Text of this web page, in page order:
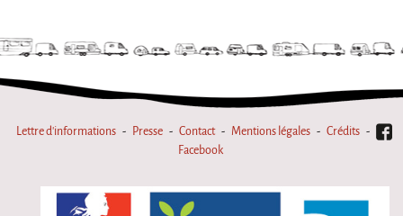
Collectif Pétaouchnok
Événements
Popcorn
Popcorn 2026
Edition 2022
Lettre d'informations Presse Contact Mentions légales
Crédits
Facebook